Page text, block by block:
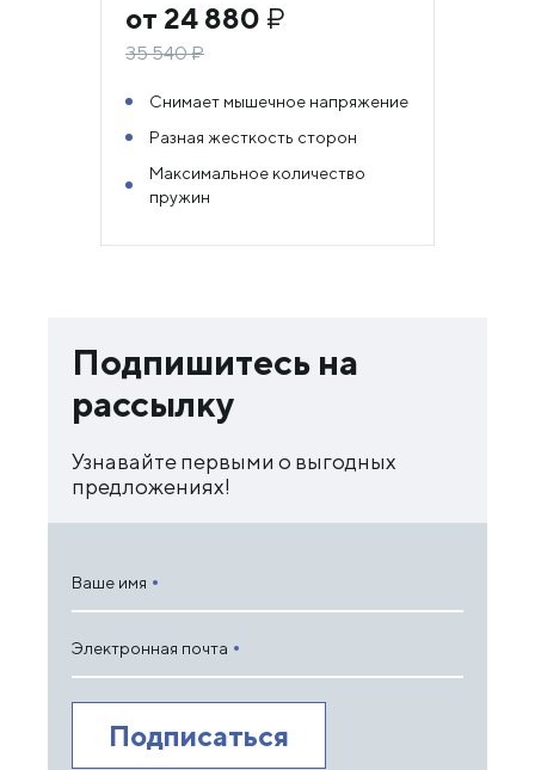
от 24 880 ₽
35 540₽
Снимает мышечное напряжение
Разная жесткость сторон
Максимальное количество
пружин
Подпишитесь на
рассылку
Узнавайте первыми о выгодных
предложениях!
Ваше имя
Электронная почта